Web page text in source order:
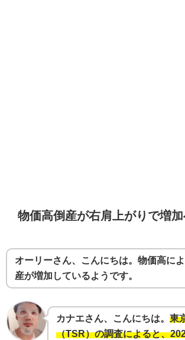
物価高倒産が右肩上がりで増加
オーリーさん、こんにちは。物価高に
産が増加しているようです。
カナエさん、こんにちは。 東
（TSR）の調査によると、